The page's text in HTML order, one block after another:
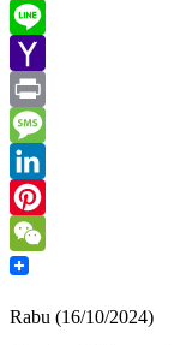
Gmail
Line
Yahoo
Mail
Print
Message
LinkedIn
Pinterest
WeChat
Rabu (16/10/2024)